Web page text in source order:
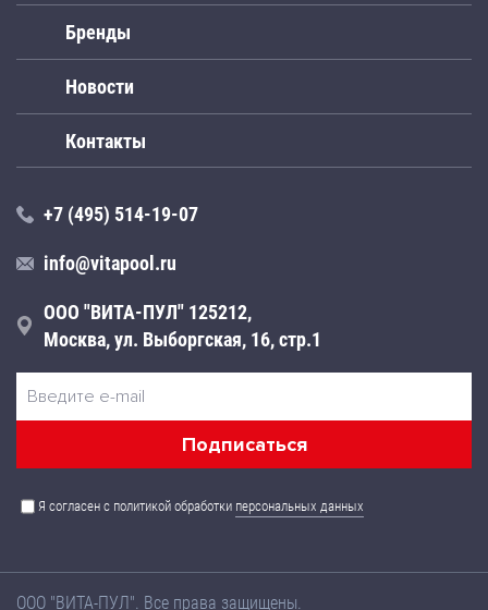
Бренды
Новости
Контакты
+7 (495) 514-19-07
info@vitapool.ru
ООО "ВИТА-ПУЛ" 125212,
Москва, ул. Выборгская, 16, стр.1
Я согласен с политикой обработки персональных данных
ООО "ВИТА-ПУЛ". Все права защищены.